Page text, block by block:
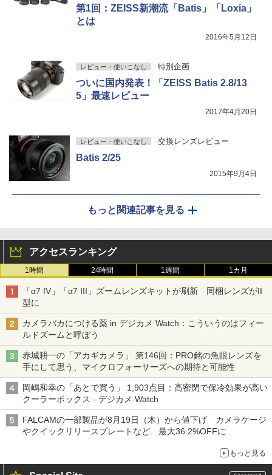
第1回：ZEISS新潮流「Batis」「Loxia」
とは
2016年5月12日
レビュー・使いこなし 特別企画
ついに国内発表！「ZEISS Batis 2.8/13
5」最速レビュー
2017年4月20日
レビュー・使いこなし 交換レンズレビュー
Batis 2/25
2015年9月4日
もっと関連記事を見る
アクセスランキング
1時間 24時間 1週間 1カ月
「α7 IV」「α7 III」ズームレンズキットが刷新 同梱レンズがII
型に
カメラバカにつける薬 in デジカメ Watch：こういうのはフィー
ルドズームと呼ぼう
赤城耕一の「アカギカメラ」 第146回：PRO銘の魚眼レンズを
手にして思う、マイクロフォーサーズへの期待と可能性
岡嶋和幸の「あとで買う」 1,903点目：高密閉で保冷効果が高い
クーラーボックス - デジカメ Watch
FALCAMの一部製品が8月19日（木）から値下げ カメラケージ
やクイックリリースプレートなど 最大36.2%OFFに
もっと見る